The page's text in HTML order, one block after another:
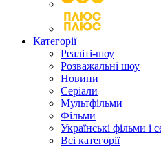
Категорії
Реаліті-шоу
Розважальні шоу
Новини
Серіали
Мультфільми
Фільми
Українські фільми і
Всі категорії